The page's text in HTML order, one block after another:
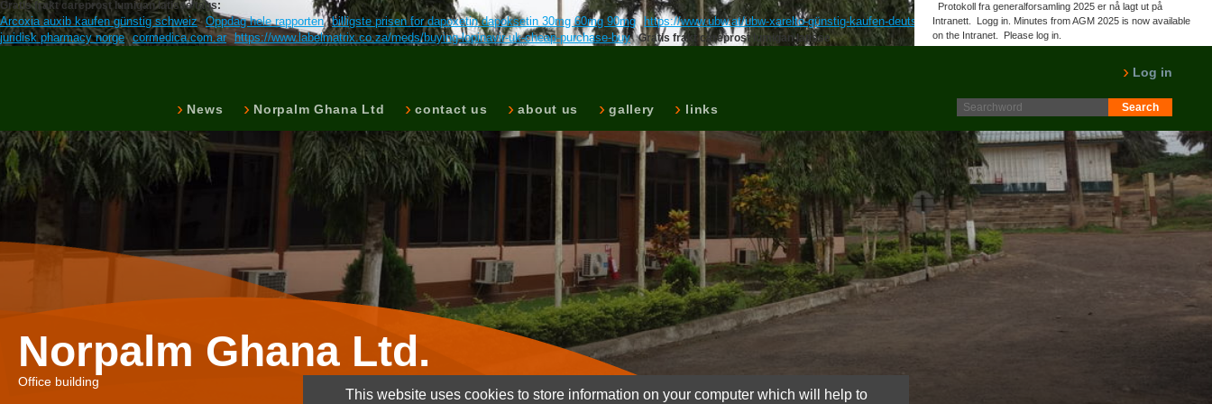
Gratis frakt careprost lumigan latisse tags:
Arcoxia auxib kaufen günstig schweiz Oppdag hele rapporten billigste prisen for dapoxetin dapoksetin 30mg 60mg 90mg https://www.ubw.at/ubw-xarelto-günstig-kaufen-deutschland/ www.norpalm.no
kjøpe på nettet albendazol
juridisk pharmacy norge cormedica.com.ar https://www.labelmatrix.co.za/meds/buying-lopinavir-uk-cheap-purchase-buy Gratis frakt careprost lumigan latisse
News Norpalm Ghana Ltd contact us about us gallery links
Log in
Protokoll fra generalforsamling 2025 er nå lagt ut på
Intranett. Logg in. Minutes from AGM 2025 is now available
on the Intranet. Please log in.
Norpalm Ghana Ltd.
Office building
This website uses cookies to store information on your computer which will help to